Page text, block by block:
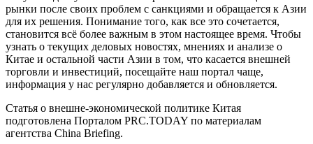
рынки после своих проблем с санкциями и обращается к Азии
для их решения. Понимание того, как все это сочетается,
становится всё более важным в этом настоящее время. Чтобы
узнать о текущих деловых новостях, мнениях и анализе о
Китае и остальной части Азии в том, что касается внешней
торговли и инвестиций, посещайте наш портал чаще,
информация у нас регулярно добавляется и обновляется.
Статья о внешне-экономической политике Китая
подготовлена Порталом PRC.TODAY по материалам
агентства China Briefing.